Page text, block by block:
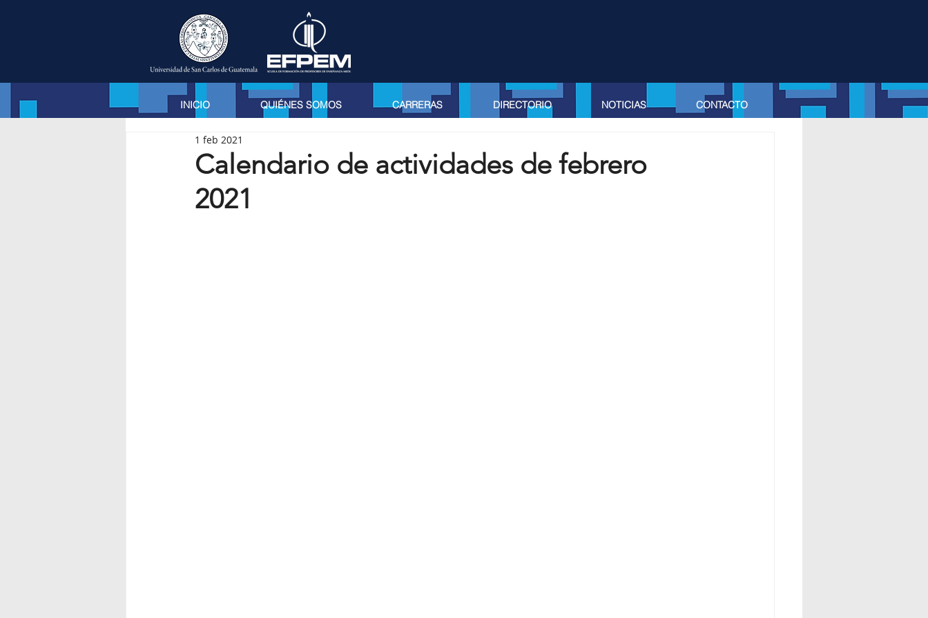
INICIO QUIÉNES SOMOS CARRERAS DIRECTORIO NOTICIAS CONTACTO
Calendario de actividades de febrero
2021
1 feb 2021